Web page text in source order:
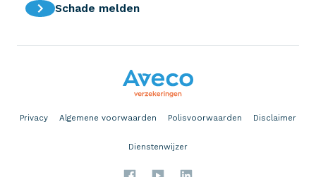
Schade melden
Privacy Algemene voorwaarden Polisvoorwaarden Disclaimer
Dienstenwijzer